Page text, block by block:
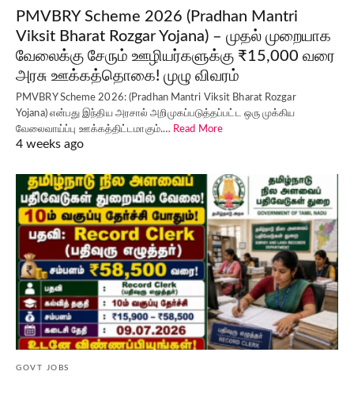
PMVBRY Scheme 2026 (Pradhan Mantri
Viksit Bharat Rozgar Yojana) – முதல் முறையாக
வேலைக்கு சேரும் ஊழியர்களுக்கு ₹15,000 வரை
அரசு ஊக்கத்தொகை! முழு விவரம்
PMVBRY Scheme 2026: (Pradhan Mantri Viksit Bharat Rozgar
Yojana) என்பது இந்திய அரசால் அறிமுகப்படுத்தப்பட்ட ஒரு முக்கிய
வேலைவாய்ப்பு ஊக்கத்திட்டமாகும்.… Read More
4 weeks ago
GOVT JOBS